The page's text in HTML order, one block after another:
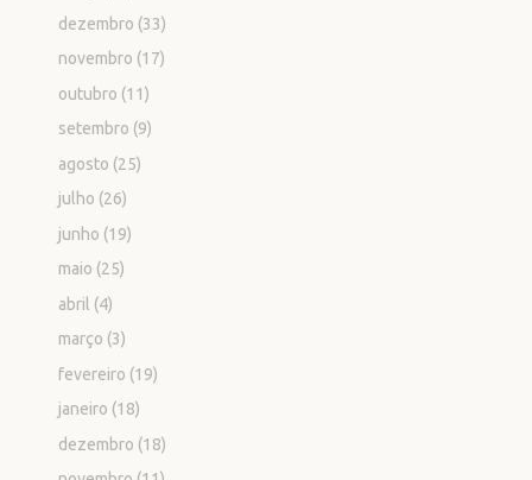
dezembro (33)
novembro (17)
outubro (11)
setembro (9)
agosto (25)
julho (26)
junho (19)
maio (25)
abril (4)
março (3)
fevereiro (19)
janeiro (18)
dezembro (18)